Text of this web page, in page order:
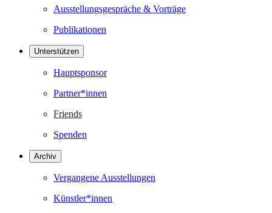
Ausstellungsgespräche & Vorträge
Publikationen
Unterstützen
Hauptsponsor
Partner*innen
Friends
Spenden
Archiv
Vergangene Ausstellungen
Künstler*innen